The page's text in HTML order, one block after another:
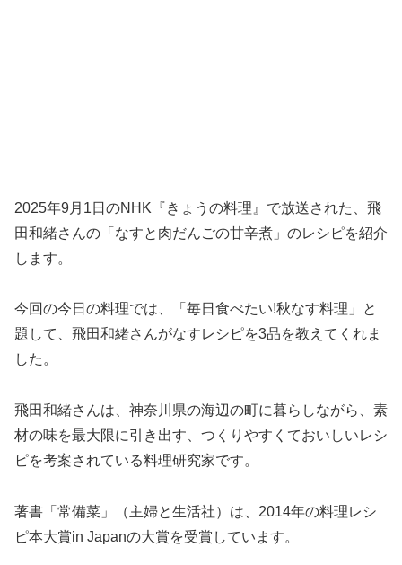
2025年9月1日のNHK『きょうの料理』で放送された、飛
田和緒さんの「なすと肉だんごの甘辛煮」のレシピを紹介
します。
今回の今日の料理では、「毎日食べたい!秋なす料理」と
題して、飛田和緒さんがなすレシピを3品を教えてくれま
した。
飛田和緒さんは、神奈川県の海辺の町に暮らしながら、素
材の味を最大限に引き出す、つくりやすくておいしいレシ
ピを考案されている料理研究家です。
著書「常備菜」（主婦と生活社）は、2014年の料理レシ
ピ本大賞in Japanの大賞を受賞しています。